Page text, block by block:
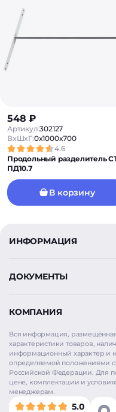
548 ₽
Артикул:302127
ВxШxГ:0x1000x700
4.6
Продольный разделитель
ПД10.7
В корзину
Вся информация,
характеристики товаров,
информационный характер и
определяемой положениями
Российской Федерации. Для
цене, комплектации и
менеджерам.
5.0
ИНФОРМАЦИЯ
ДОКУМЕНТЫ
КОМПАНИЯ